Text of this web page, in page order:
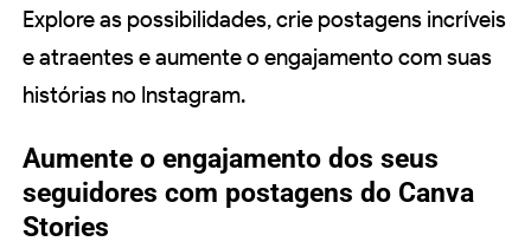
Explore as possibilidades, crie postagens incríveis
e atraentes e aumente o engajamento com suas
histórias no Instagram.
Aumente o engajamento dos seus
seguidores com postagens do Canva
Stories